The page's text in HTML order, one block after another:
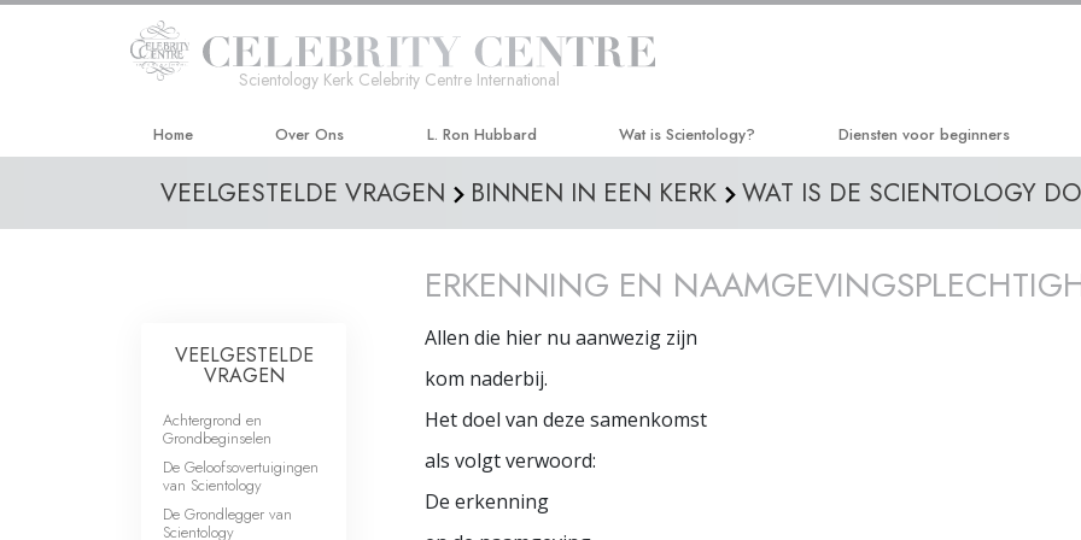
Scientology Kerk Celebrity Centre International
Home Over Ons L. Ron Hubbard Wat is Scientology?
Overtuigingen & Praktijken
Wat scientologen zeggen over
Maak kennis met een scientoloog
Diensten voor beginners
Hubbard Dianetics Seminar
Levensverbetering
VEELGESTELDE VRAGEN BINNEN IN EEN KERK WAT IS DE SCIENTOLOGY
ERKENNING EN
Allen die hier nu aanwezig zijn
kom naderbij.
Het doel van deze samenkomst
als volgt verwoord:
De erkenning
VEELGESTELDE
VRAGEN
Achtergrond en
Grondbeginselen
De Geloofsovertuigingen
van Scientology
De Grondlegger van
Scientology